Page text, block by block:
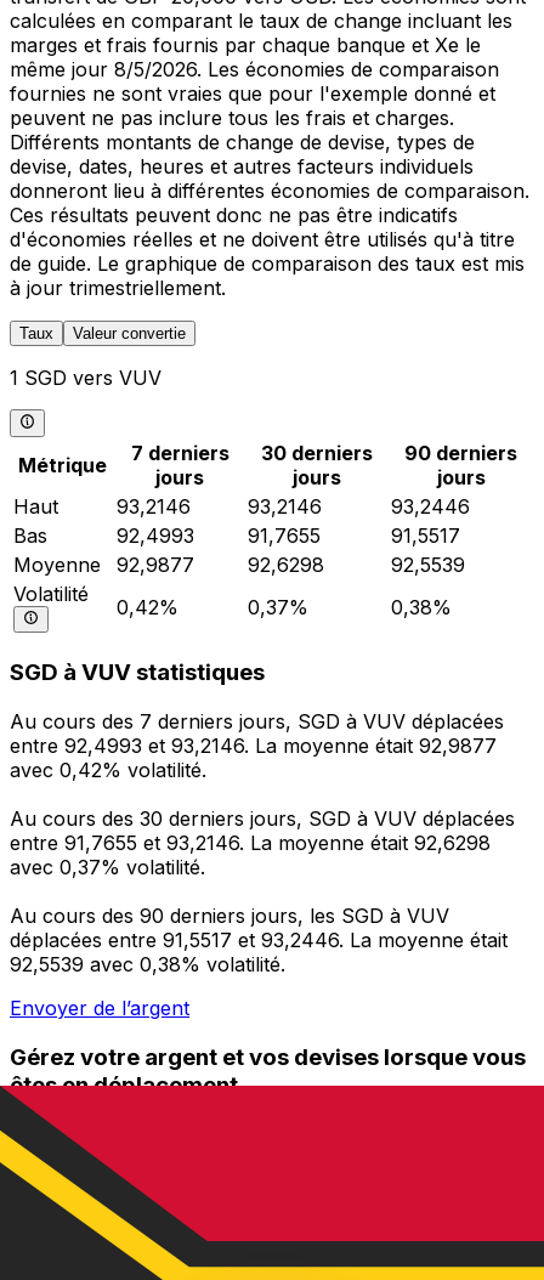
calculées en comparant le taux de change incluant les
marges et frais fournis par chaque banque et Xe le
même jour 8/5/2026. Les économies de comparaison
fournies ne sont vraies que pour l'exemple donné et
peuvent ne pas inclure tous les frais et charges.
Différents montants de change de devise, types de
devise, dates, heures et autres facteurs individuels
donneront lieu à différentes économies de comparaison.
Ces résultats peuvent donc ne pas être indicatifs
d'économies réelles et ne doivent être utilisés qu'à titre
de guide. Le graphique de comparaison des taux est mis
à jour trimestriellement.
Taux Valeur convertie
1 SGD vers VUV
Métrique
7 derniers
jours
30 derniers
jours
90 derniers
jours
Haut
93,2146 93,2146
93,2446
Bas
92,4993 91,7655
91,5517
Moyenne
92,9877 92,6298
92,5539
Volatilité
0,42% 0,37% 0,38%
SGD à VUV statistiques
Au cours des 7 derniers jours, SGD à VUV déplacées
entre 92,4993 et 93,2146. La moyenne était 92,9877
avec 0,42% volatilité.
Au cours des 30 derniers jours, SGD à VUV déplacées
entre 91,7655 et 93,2146. La moyenne était 92,6298
avec 0,37% volatilité.
Au cours des 90 derniers jours, les SGD à VUV
déplacées entre 91,5517 et 93,2446. La moyenne était
92,5539 avec 0,38% volatilité.
Envoyer de l’argent
Gérez votre argent et vos devises lorsque vous
êtes en déplacement
L'application Xe réunit toutes les fonctionnalités
nécessaires pour vos transferts d'argent internationaux
et la gestion de vos devises. Convertissez des devises,
programmez des alertes de taux et transférez de
l'argent à l'étranger sans frais cachés. Téléchargez
l'application dès aujourd'hui !